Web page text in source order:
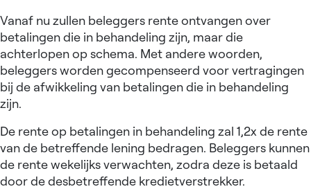
Vanaf nu zullen beleggers rente ontvangen over
betalingen die in behandeling zijn, maar die
achterlopen op schema. Met andere woorden,
beleggers worden gecompenseerd voor vertragingen
bij de afwikkeling van betalingen die in behandeling
zijn.
De rente op betalingen in behandeling zal 1,2x de rente
van de betreffende lening bedragen. Beleggers kunnen
de rente wekelijks verwachten, zodra deze is betaald
door de desbetreffende kredietverstrekker.